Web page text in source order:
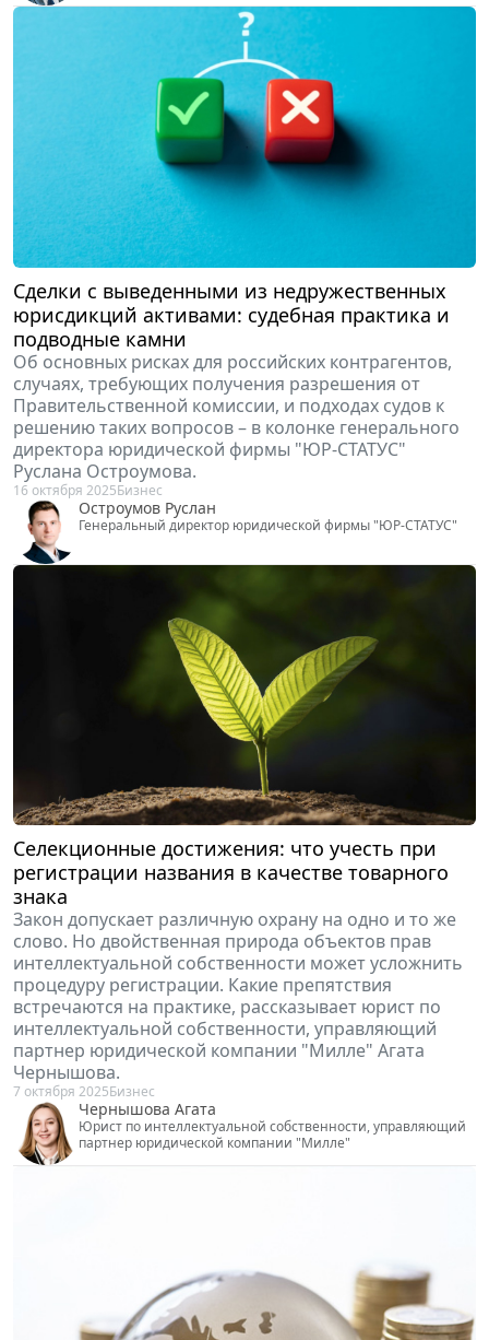
Сделки с выведенными из недружественных
юрисдикций активами: судебная практика и
подводные камни
Об основных рисках для российских контрагентов,
случаях, требующих получения разрешения от
Правительственной комиссии, и подходах судов к
решению таких вопросов – в колонке генерального
директора юридической фирмы "ЮР-СТАТУС"
Руслана Остроумова.
16 октября 2025Бизнес
Остроумов Руслан
Генеральный директор юридической фирмы "ЮР-СТАТУС"
Селекционные достижения: что учесть при
регистрации названия в качестве товарного
знака
Закон допускает различную охрану на одно и то же
слово. Но двойственная природа объектов прав
интеллектуальной собственности может усложнить
процедуру регистрации. Какие препятствия
встречаются на практике, рассказывает юрист по
интеллектуальной собственности, управляющий
партнер юридической компании "Милле" Агата
Чернышова.
7 октября 2025Бизнес
Чернышова Агата
Юрист по интеллектуальной собственности, управляющий
партнер юридической компании "Милле"